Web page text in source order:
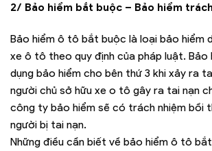
2/ Bảo hiểm bắt buộc – Bảo hiểm
Bảo hiểm ô tô bắt buộc là loại bảo hiểm
xe ô tô theo quy định của pháp luật. Bảo
dụng bảo hiểm cho bên thứ 3 khi xảy ra
người chủ sở hữu xe o tô gây ra tai nạn
công ty bảo hiểm sẽ có trách nhiệm bồi
người bị tai nạn.
Những điều cần biết về bảo hiểm ô tô